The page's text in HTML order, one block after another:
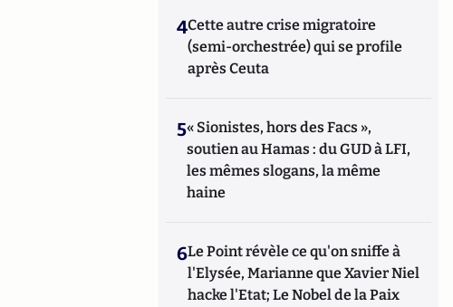
4Cette autre crise migratoire
(semi-orchestrée) qui se profile
après Ceuta
5« Sionistes, hors des Facs »,
soutien au Hamas : du GUD à LFI,
les mêmes slogans, la même
haine
6Le Point révèle ce qu'on sniffe à
l'Elysée, Marianne que Xavier Niel
hacke l'Etat; Le Nobel de la Paix